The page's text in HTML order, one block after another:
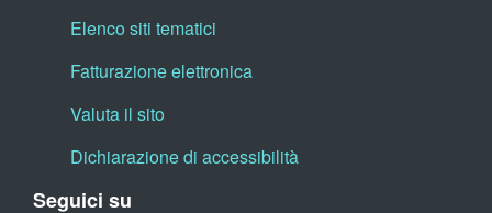
Elenco siti tematici
Fatturazione elettronica
Valuta il sito
Dichiarazione di accessibilità
Seguici su